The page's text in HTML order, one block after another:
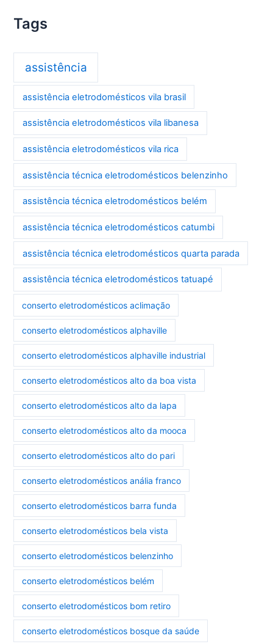
Tags
assistência
assistência eletrodomésticos vila brasil
assistência eletrodomésticos vila libanesa
assistência eletrodomésticos vila rica
assistência técnica eletrodomésticos belenzinho
assistência técnica eletrodomésticos belém
assistência técnica eletrodomésticos catumbi
assistência técnica eletrodomésticos quarta parada
assistência técnica eletrodomésticos tatuapé
conserto eletrodomésticos aclimação
conserto eletrodomésticos alphaville
conserto eletrodomésticos alphaville industrial
conserto eletrodomésticos alto da boa vista
conserto eletrodomésticos alto da lapa
conserto eletrodomésticos alto da mooca
conserto eletrodomésticos alto do pari
conserto eletrodomésticos anália franco
conserto eletrodomésticos barra funda
conserto eletrodomésticos bela vista
conserto eletrodomésticos belenzinho
conserto eletrodomésticos belém
conserto eletrodomésticos bom retiro
conserto eletrodomésticos bosque da saúde